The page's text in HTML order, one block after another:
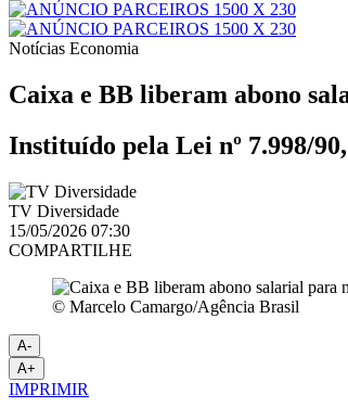
Notícias Economia
Caixa e BB liberam abono
Instituído pela Lei nº 7.998/
TV Diversidade
15/05/2026 07:30
COMPARTILHE
© Marcelo Camargo/Agência Brasil
A-
A+
IMPRIMIR